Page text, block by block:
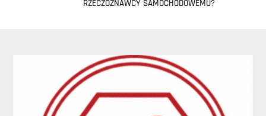
RZECZOZNAWCY SAMOCHODOWEMU?